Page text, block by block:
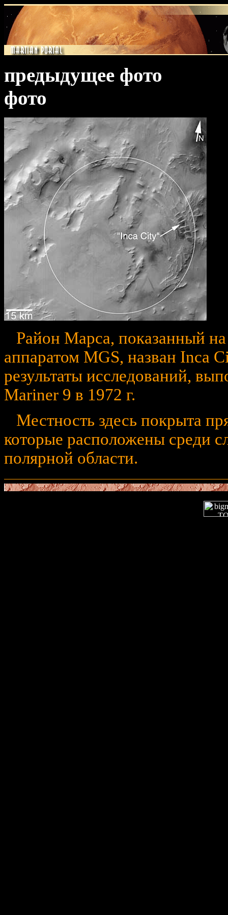
предыдущее фото
фото
Район Марса, показанный
аппаратом MGS, назван
результаты исследований,
Mariner 9 в 1972 г.
Местность здесь покрыта
которые расположены среди
полярной области.